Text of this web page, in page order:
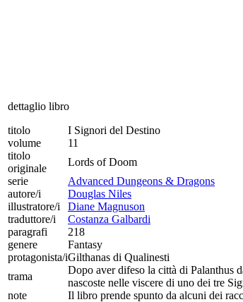
dettaglio libro
titolo
I Signori del Destino
volume
11
titolo
originale
Lords of Doom
serie
Advanced Dungeons & Dragons
autore/i
Douglas Niles
illustratore/i
Diane Magnuson
traduttore/i
Costanza Galbardi
paragrafi
218
genere
Fantasy
protagonista/iGilthanas di Qualinesti
trama
Dopo aver difeso la città di Palanthus
nascoste nelle viscere di uno dei tre
note
Il libro prende spunto da alcuni dei